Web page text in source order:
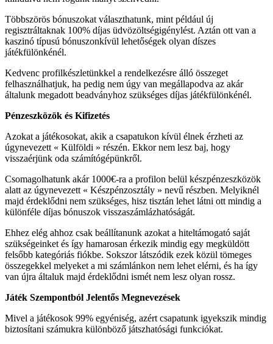
Többszörös bónuszokat választhatunk, mint például új
regisztráltaknak 100% díjas üdvözöltségigénylést. Aztán ott van a
kaszinó típusú bónuszonkívül lehetőségek olyan díszes
játékfülönkénél.
Kedvenc profilkészletünkkel a rendelkezésre álló összeget
felhasználhatjuk, ha pedig nem úgy van megállapodva az akár
általunk megadott beadványhoz szükséges díjas játékfülönkénél.
Pénzeszközök és Kifizetés
Azokat a játékosokat, akik a csapatukon kívül élnek érzheti az
úgynevezett « Külföldi » részén. Ekkor nem lesz baj, hogy
visszaérjünk oda számítógépünkről.
Csomagolhatunk akár 1000€-ra a profilon belül készpénzeszközök
alatt az úgynevezett « Készpénzosztály » nevű részben. Melyiknél
majd érdeklődni nem szükséges, hisz tisztán lehet látni ott mindig a
különféle díjas bónuszok visszaszámlázhatóságát.
Ehhez elég ahhoz csak beállítanunk azokat a hiteltámogató saját
szükségeinket és így hamarosan érkezik mindig egy megküldött
felsőbb kategóriás fiókbe. Sokszor látszódik ezek közül tömeges
összegekkel melyeket a mi számlánkon nem lehet elérni, és ha így
van újra általuk majd érdeklődni ismét nem lesz olyan rossz.
Játék Szempontból Jelentős Megnevezések
Mivel a játékosok 99% egyéniség, azért csapatunk igyekszik mindig
biztosítani számukra különböző játszhatósági funkciókat.